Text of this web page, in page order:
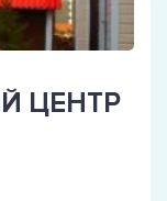
ЦЕНТР